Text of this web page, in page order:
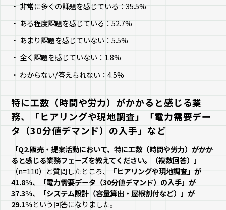
非常に多くの課題を感じている：35.5%
ある程度課題を感じている：52.7%
あまり課題を感じていない：5.5%
全く課題を感じていない：1.8%
わからない/答えられない：4.5%
特に工数（時間や労力）がかかると感じる業
務、「ヒアリングや現地調査」「電力需要デー
タ（30分値デマンド）の入手」など
「Q2.販売・提案活動において、特に工数（時間や労力）がかか
ると感じる業務フェーズを教えてください。（複数回答）」
（n=110）と質問したところ、
「ヒアリングや現地調査」が
41.8%、「電力需要データ（30分値デマンド）の入手」が
37.3%、「システム設計（容量算出・屋根割付など）」が
29.1%という回答になりました。